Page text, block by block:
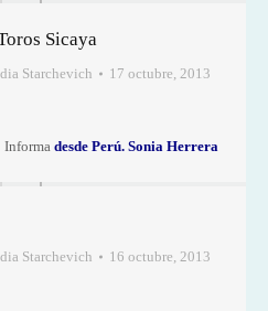
Sicaya
Starchevich 17 octubre, 2013
Informa desde Perú. Sonia Herrera
Starchevich 16 octubre, 2013